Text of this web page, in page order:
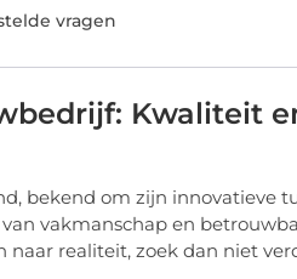
vragen
Kwaliteit
bekend om zijn innovatieve
vakmanschap en
realiteit, zoek dan niet